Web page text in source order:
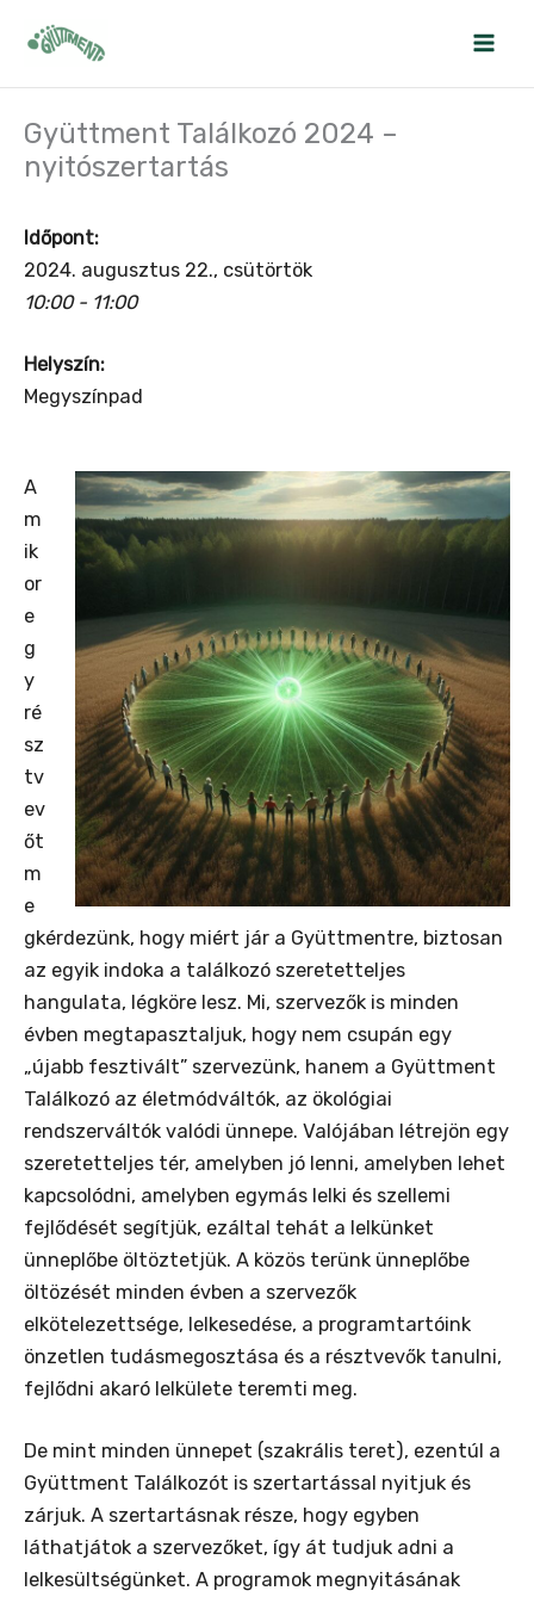
Gyüttment Találkozó 2024 –
nyitószertartás
Időpont:
2024. augusztus 22., csütörtök
10:00 - 11:00
Helyszín:
Megyszínpad
A
m
ik
or
e
g
y
ré
sz
tv
ev
őt
m
e
gkérdezünk, hogy miért jár a Gyüttmentre, biztosan
az egyik indoka a találkozó szeretetteljes
hangulata, légköre lesz. Mi, szervezők is minden
évben megtapasztaljuk, hogy nem csupán egy
„újabb fesztivált” szervezünk, hanem a Gyüttment
Találkozó az életmódváltók, az ökológiai
rendszerváltók valódi ünnepe. Valójában létrejön egy
szeretetteljes tér, amelyben jó lenni, amelyben lehet
kapcsolódni, amelyben egymás lelki és szellemi
fejlődését segítjük, ezáltal tehát a lelkünket
ünneplőbe öltöztetjük. A közös terünk ünneplőbe
öltözését minden évben a szervezők
elkötelezettsége, lelkesedése, a programtartóink
önzetlen tudásmegosztása és a résztvevők tanulni,
fejlődni akaró lelkülete teremti meg.
De mint minden ünnepet (szakrális teret), ezentúl a
Gyüttment Találkozót is szertartással nyitjuk és
zárjuk. A szertartásnak része, hogy egyben
láthatjátok a szervezőket, így át tudjuk adni a
lelkesültségünket. A programok megnyitásának